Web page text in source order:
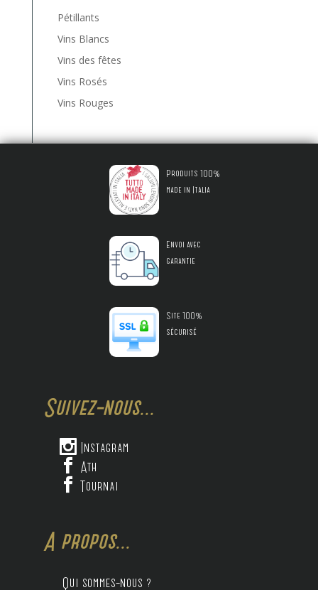
Pétillants
Vins Blancs
Vins des fêtes
Vins Rosés
Vins Rouges
Produits 100%
made in Italia
Envoi avec
garantie
Site 100%
sécurisé
Suivez-nous...
 Instagram
 Ath
 Tournai
A propos...
Qui sommes-nous ?